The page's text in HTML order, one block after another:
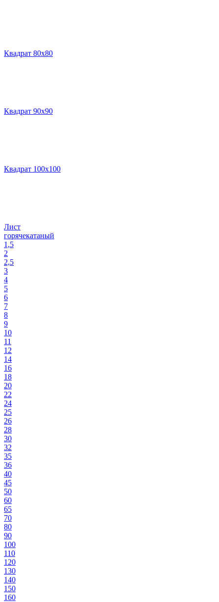
Квадрат 80х80
Квадрат 90х90
Квадрат 100х100
Лист
горячекатаный
1,5
2
2,5
3
4
5
6
7
8
9
10
11
12
14
16
18
20
22
24
25
26
28
30
32
35
36
40
45
50
60
65
70
80
90
100
110
120
130
140
150
160